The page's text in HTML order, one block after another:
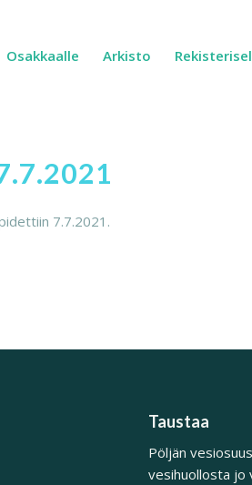
Osakkaalle Arkisto
7.7.2021.
Taustaa
Pöljän
vesihuollosta jo